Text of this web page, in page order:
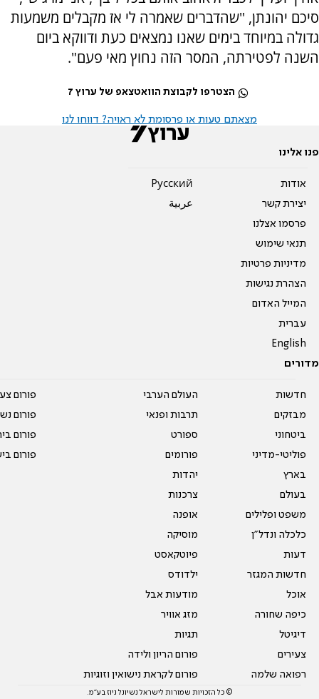
סיכם יהונתן, ''שהדברים שאמרה לי אז מקבלים משמעות
גדולה במיוחד בימים שאנו נמצאים כעת ודווקא ביום
השנה לפטירתה, המסר הזה נחוץ מאי פעם".
הצטרפו לקבוצת הוואטצאפ של ערוץ 7
מצאתם טעות או פרסומת לא ראויה? דווחו לנו
פנו אלינו
אודות
יצירת קשר
פרסמו אצלנו
תנאי שימוש
מדיניות פרטיות
הצהרת נגישות
המייל האדום
עברית
English
Pусский
عربية
מדורים
חדשות
מבזקים
ביטחוני
פוליטי-מדיני
בארץ
בעולם
משפט ופלילים
כלכלה ונדל"ן
דעות
חדשות המגזר
אוכל
כיפה שחורה
דיגיטל
צעירים
רפואה שלמה
העולם הערבי
תרבות ופנאי
ספורט
פורומים
יהדות
צרכנות
אופנה
מוסיקה
פיוטקאסט
ילדודס
מודעות אבל
מזג אוויר
תגיות
פורום הריון ולידה
פורום לקראת נישואין וזוגיות
פורום
פורום
פורום
פורום
© כל הזכויות שמורות לישראל נשיונל ניוז בע"מ.